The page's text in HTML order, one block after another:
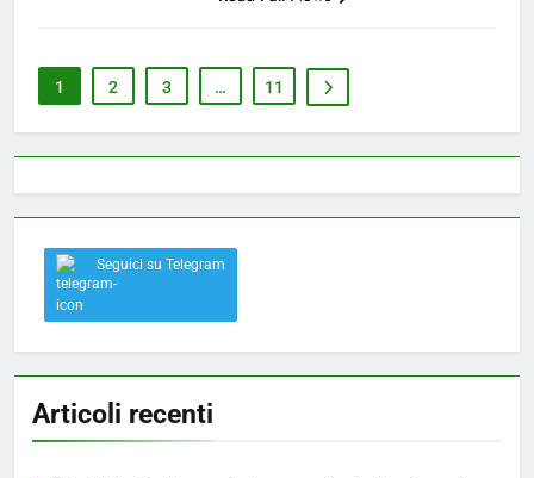
1 2 3 … 11
Seguici su Telegram
Articoli recenti